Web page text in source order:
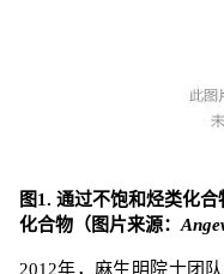
图1. 通过不饱和烃类化
化合物 （图片来源：
2012年，麻生明院士团